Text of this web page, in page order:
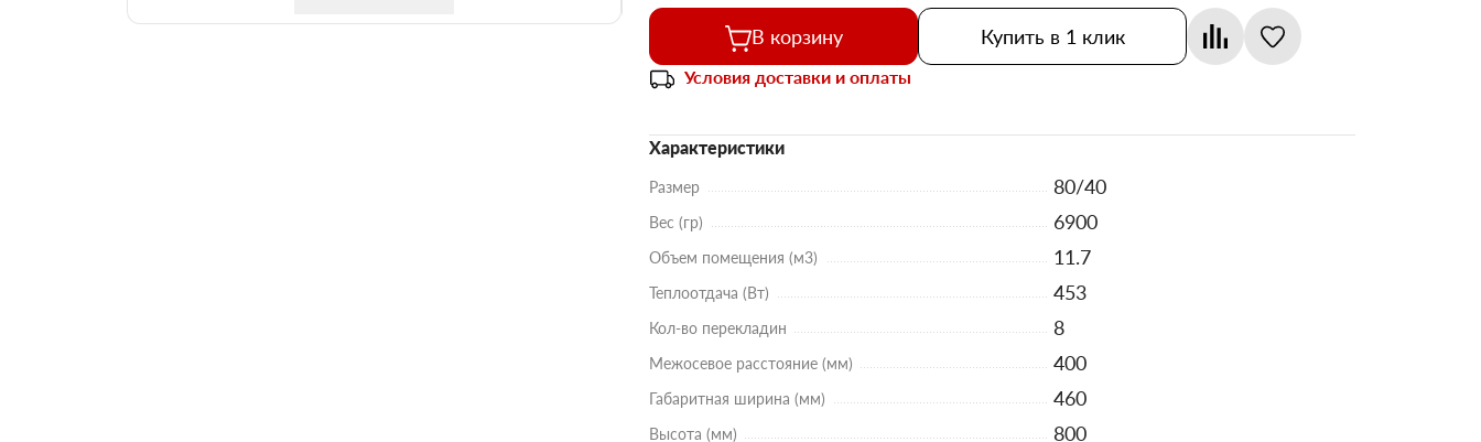
В корзину Купить в 1 клик
Условия доставки и оплаты
Характеристики
Размер 80/40
Вес (гр) 6900
Объем помещения (м3) 11.7
Теплоотдача (Вт) 453
Кол-во перекладин 8
Межосевое расстояние (мм) 400
Габаритная ширина (мм) 460
Высота (мм) 800